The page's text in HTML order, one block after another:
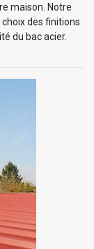
maison. Notre
des finitions
du bac acier.